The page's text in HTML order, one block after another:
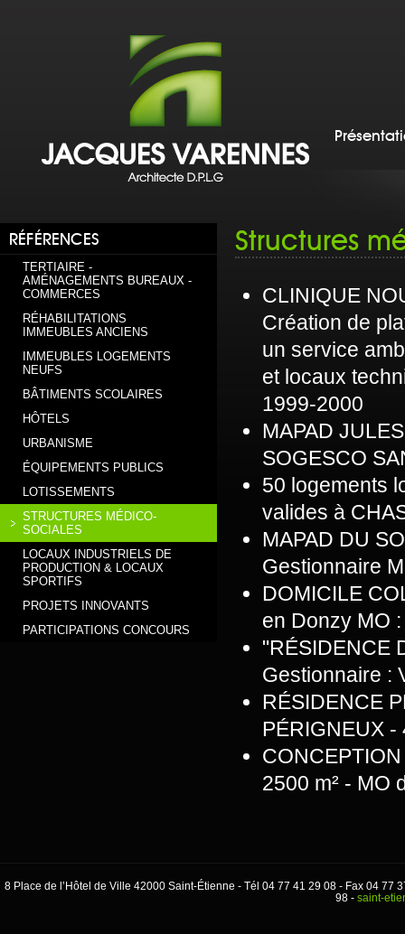
RÉFÉRENCES
TERTIAIRE -
AMÉNAGEMENTS BUREAUX -
COMMERCES
RÉHABILITATIONS
IMMEUBLES ANCIENS
IMMEUBLES LOGEMENTS
NEUFS
BÂTIMENTS SCOLAIRES
HÔTELS
URBANISME
ÉQUIPEMENTS PUBLICS
LOTISSEMENTS
STRUCTURES MÉDICO-
SOCIALES
LOCAUX INDUSTRIELS DE
PRODUCTION & LOCAUX
SPORTIFS
PROJETS INNOVANTS
PARTICIPATIONS CONCOURS
Structures
CLINIQUE
Création de
un service
et locaux
1999-2000
MAPAD
SOGESCO
50 logements
valides à
MAPAD DU
Gestionnaire
DOMICILE
en Donzy MO
"RÉSIDENCE
Gestionnaire :
RÉSIDENCE
PÉRIGNEUX -
2500 m² - MO
8 Place de l’Hôtel de Ville 42000 Saint-Étienne - Tél 04 77 41 29 08 - Fax 04
98 - saint-